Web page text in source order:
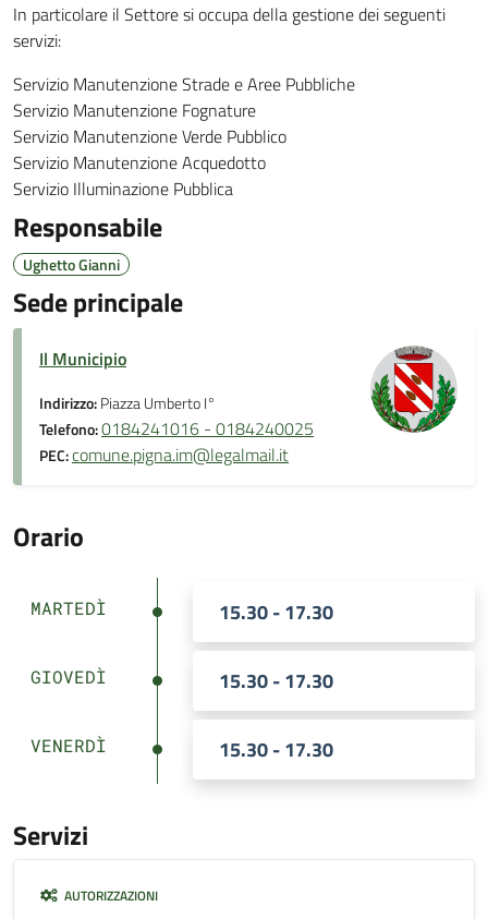
In particolare il Settore si occupa della gestione dei seguenti
servizi:
Servizio Manutenzione Strade e Aree Pubbliche
Servizio Manutenzione Fognature
Servizio Manutenzione Verde Pubblico
Servizio Manutenzione Acquedotto
Servizio Illuminazione Pubblica
Responsabile
Ughetto Gianni
Sede principale
Il Municipio
Indirizzo:Piazza Umberto I°
Telefono:0184241016 - 0184240025
PEC:comune.pigna.im@legalmail.it
Orario
MARTEDÌ 15.30 - 17.30
GIOVEDÌ 15.30 - 17.30
VENERDÌ 15.30 - 17.30
Servizi
AUTORIZZAZIONI